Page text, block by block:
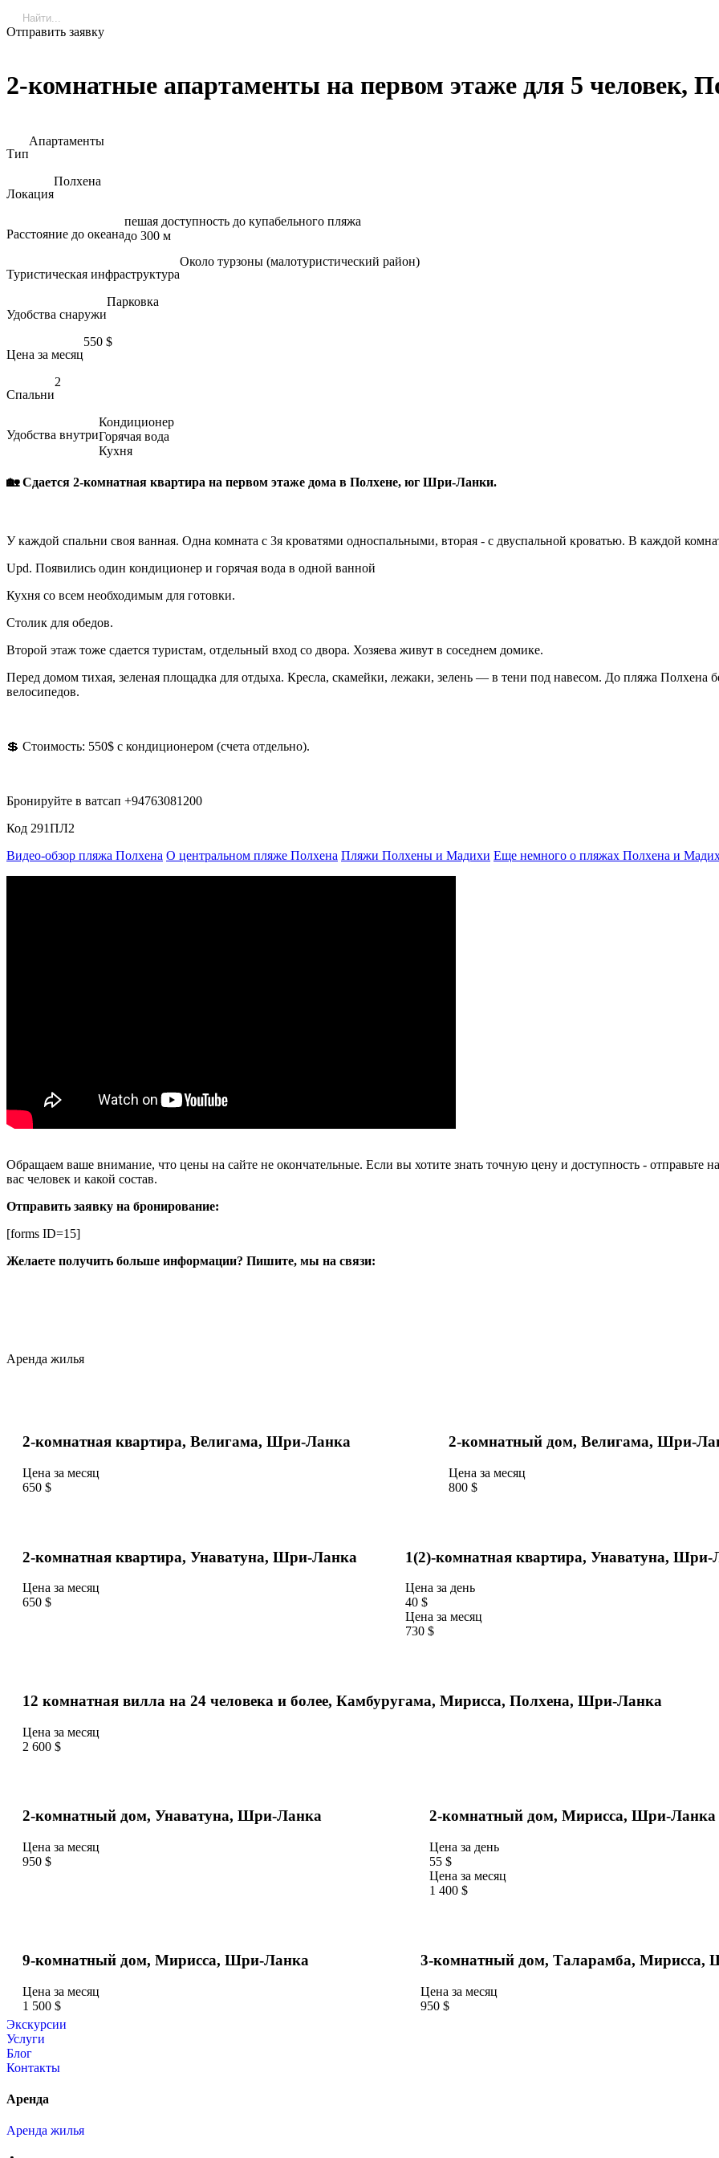
Отправить заявку
2-комнатные апартаменты на первом этаже для 5 человек,
Тип
Апартаменты
Локация
Полхена
Расстояние до океана
пешая доступность до купабельного пляжа
до 300 м
Туристическая инфраструктура
Около турзоны (малотуристический район)
Удобства снаружи
Парковка
Цена за месяц
$
550
Спальни
2
Удобства внутри
Кондиционер
Горячая вода
Кухня
🏡 Сдается 2-комнатная квартира на первом этаже дома в Полхене, юг Шри-Ланки.
У каждой спальни своя ванная. Одна комната с 3я кроватями односпальными, вторая - с двуспальной кроватью. В каждой
Upd. Появились один кондиционер и горячая вода в одной ванной
Кухня со всем необходимым для готовки.
Столик для обедов.
Второй этаж тоже сдается туристам, отдельный вход со двора. Хозяева живут в соседнем домике.
Перед домом тихая, зеленая площадка для отдыха. Кресла, скамейки, лежаки, зелень — в тени под навесом. До пляжа
велосипедов.
💲 Стоимость: 550$ с кондиционером (счета отдельно).
Бронируйте в ватсап +94763081200
Код 291ПЛ2
Видео-обзор пляжа Полхена О центральном пляже Полхена Пляжи Полхены и Мадихи Еще немного о пляжах Полхена и
Обращаем ваше внимание, что цены на сайте не окончательные. Если вы хотите знать точную цену и доступность - отправьте
вас человек и какой состав.
Отправить заявку на бронирование:
[forms ID=15]
Желаете получить больше информации? Пишите, мы на связи:
Аренда жилья
2-комнатная квартира, Велигама, Шри-Ланка
Цена за месяц
650 $
2-комнатный дом, Велигама, Шри-
Цена за месяц
800 $
2-комнатная квартира, Унаватуна, Шри-Ланка
Цена за месяц
650 $
1(2)-комнатная квартира, Унаватуна, Шри-
Цена за день
40 $
Цена за месяц
730 $
12 комнатная вилла на 24 человека и более, Камбуругама, Мирисса, Полхена, Шри-Ланка
Цена за месяц
2 600 $
2-комнатный дом, Унаватуна, Шри-Ланка
Цена за месяц
950 $
2-комнатный дом, Мирисса, Шри-Ланка
Цена за день
55 $
Цена за месяц
1 400 $
9-комнатный дом, Мирисса, Шри-Ланка
Цена за месяц
1 500 $
3-комнатный дом, Таларамба, Мирисса,
Цена за месяц
950 $
Экскурсии
Услуги
Блог
Контакты
Аренда
Аренда жилья